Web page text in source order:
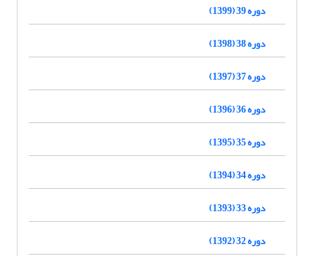
دوره 39 (1399)
دوره 38 (1398)
دوره 37 (1397)
دوره 36 (1396)
دوره 35 (1395)
دوره 34 (1394)
دوره 33 (1393)
دوره 32 (1392)